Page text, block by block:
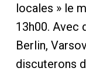
locales » le
13h00. Avec
Berlin,
discuterons